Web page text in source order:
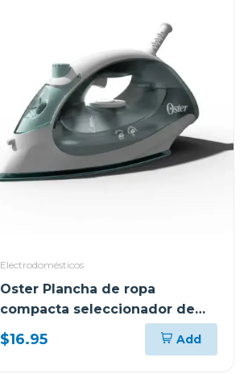
Electrodomésticos
Oster Plancha de ropa
compacta seleccionador de
tela 5002
$16.95 Add